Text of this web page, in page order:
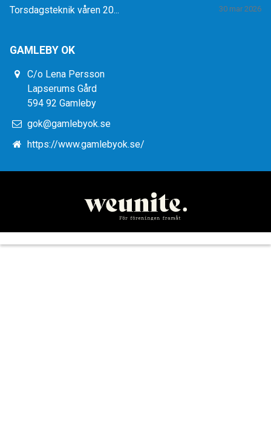
Torsdagsteknik våren 20... 30 mar 2026
GAMLEBY OK
C/o Lena Persson
Lapserums Gård
594 92 Gamleby
gok@gamlebyok.se
https://www.gamlebyok.se/